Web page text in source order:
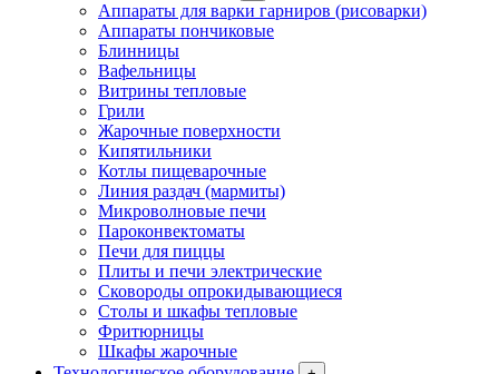
Аппараты для варки гарниров (рисоварки)
Аппараты пончиковые
Блинницы
Вафельницы
Витрины тепловые
Грили
Жарочные поверхности
Кипятильники
Котлы пищеварочные
Линия раздач (мармиты)
Микроволновые печи
Пароконвектоматы
Печи для пиццы
Плиты и печи электрические
Сковороды опрокидывающиеся
Столы и шкафы тепловые
Фритюрницы
Шкафы жарочные